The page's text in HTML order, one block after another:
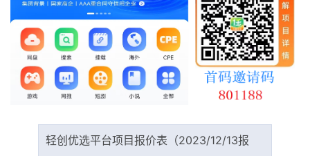
电商入门
新手指导
最新通知
项目介绍
轻创优选平台项目报价表（2023/12/13报